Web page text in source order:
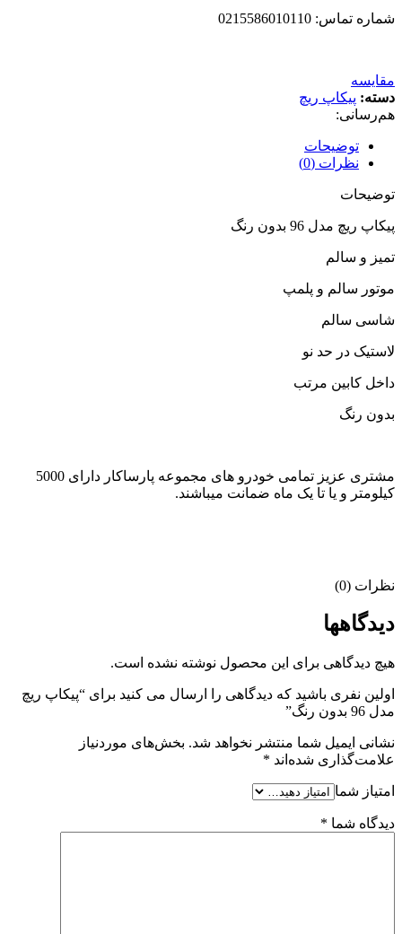
شماره تماس: 0215586010110
مقایسه
دسته: پیکاپ ریچ
هم‌رسانی:
توضیحات
نظرات (0)
توضیحات
پیکاپ ریچ مدل 96 بدون رنگ
تمیز و سالم
موتور سالم و پلمپ
شاسی سالم
لاستیک در حد نو
داخل کابین مرتب
بدون رنگ
مشتری عزیز تمامی خودرو های مجموعه پارساکار دارای 5000
کیلومتر و یا تا یک ماه ضمانت میباشند.
نظرات (0)
دیدگاهها
هیچ دیدگاهی برای این محصول نوشته نشده است.
اولین نفری باشید که دیدگاهی را ارسال می کنید برای “پیکاپ ریچ
مدل 96 بدون رنگ”
نشانی ایمیل شما منتشر نخواهد شد. بخش‌های موردنیاز
علامت‌گذاری شده‌اند *
امتیاز شما
دیدگاه شما *